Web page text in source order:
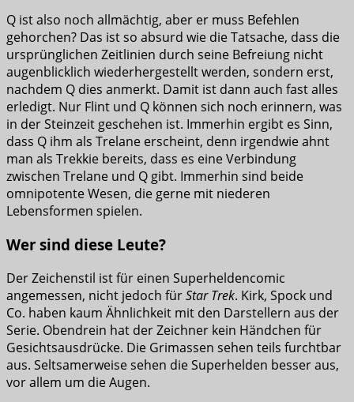
Q ist also noch allmächtig, aber er muss Befehlen
gehorchen? Das ist so absurd wie die Tatsache, dass die
ursprünglichen Zeitlinien durch seine Befreiung nicht
augenblicklich wiederhergestellt werden, sondern erst,
nachdem Q dies anmerkt. Damit ist dann auch fast alles
erledigt. Nur Flint und Q können sich noch erinnern, was
in der Steinzeit geschehen ist. Immerhin ergibt es Sinn,
dass Q ihm als Trelane erscheint, denn irgendwie ahnt
man als Trekkie bereits, dass es eine Verbindung
zwischen Trelane und Q gibt. Immerhin sind beide
omnipotente Wesen, die gerne mit niederen
Lebensformen spielen.
Wer sind diese Leute?
Der Zeichenstil ist für einen Superheldencomic
angemessen, nicht jedoch fürStar Trek. Kirk, Spock und
Co. haben kaum Ähnlichkeit mit den Darstellern aus der
Serie. Obendrein hat der Zeichner kein Händchen für
Gesichtsausdrücke. Die Grimassen sehen teils furchtbar
aus. Seltsamerweise sehen die Superhelden besser aus,
vor allem um die Augen.